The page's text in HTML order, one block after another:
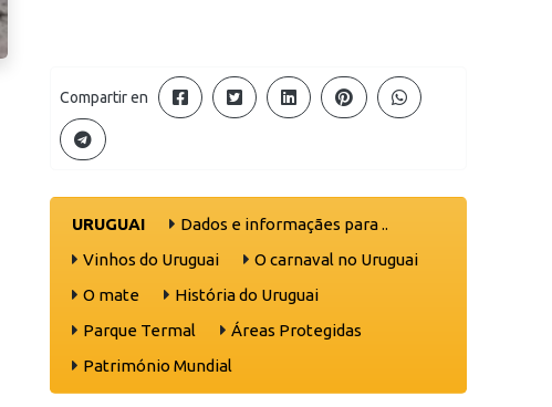
Compartir en
URUGUAI
Dados e informaçães para ..
Vinhos do Uruguai
O carnaval no Uruguai
O mate
História do Uruguai
Parque Termal
Áreas Protegidas
Património Mundial